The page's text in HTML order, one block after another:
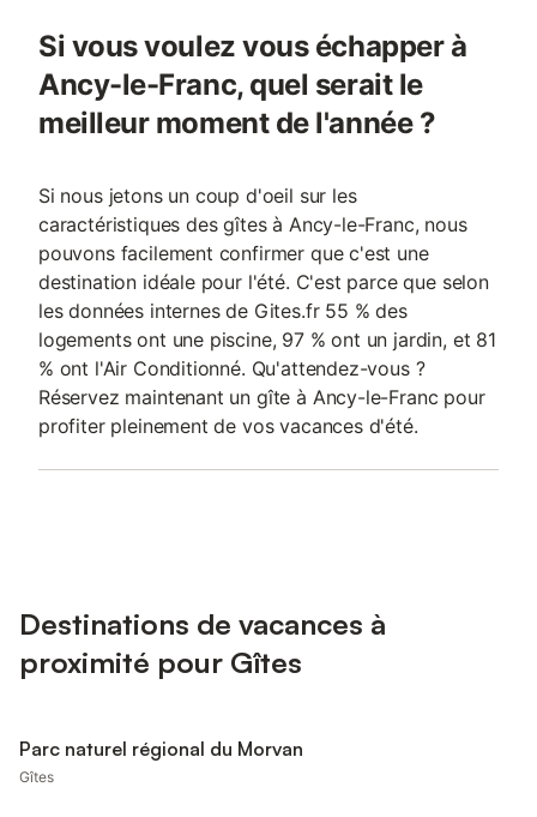
Si vous voulez vous échapper à
Ancy-le-Franc, quel serait le
meilleur moment de l'année ?
Si nous jetons un coup d'oeil sur les
caractéristiques des gîtes à Ancy-le-Franc, nous
pouvons facilement confirmer que c'est une
destination idéale pour l'été. C'est parce que selon
les données internes de Gites.fr 55 % des
logements ont une piscine, 97 % ont un jardin, et 81
% ont l'Air Conditionné. Qu'attendez-vous ?
Réservez maintenant un gîte à Ancy-le-Franc pour
profiter pleinement de vos vacances d'été.
Destinations de vacances à
proximité pour Gîtes
Parc naturel régional du Morvan
Gîtes